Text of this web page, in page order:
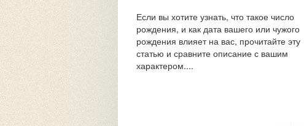
Если вы хотите узнать, что такое число
рождения, и как дата вашего или чужого
рождения влияет на вас, прочитайте эту
статью и сравните описание с вашим
характером....